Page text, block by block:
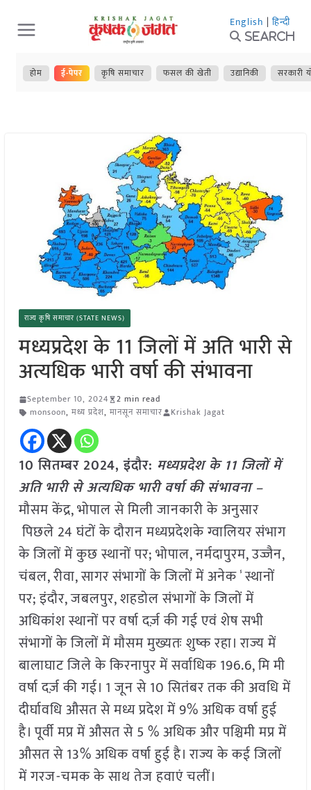
Skip
to
content
English | हिन्दी
Search
होम ई-पेपर कृषि समाचार फसल की खेती उद्यानिकी सरकारी
राज्य कृषि समाचार (STATE NEWS)
मध्यप्रदेश के 11 जिलों में अति भारी से
अत्यधिक भारी वर्षा की संभावना
September 10, 2024
2 min read
monsoon, मध्य प्रदेश, मानसून समाचार Krishak Jagat
10 सितम्बर 2024, इंदौर: मध्यप्रदेश के 11 जिलों में
अति भारी से अत्यधिक भारी वर्षा की संभावना –
मौसम केंद्र, भोपाल से मिली जानकारी के अनुसार
पिछले 24 घंटों के दौरान मध्यप्रदेशके ग्वालियर संभाग
के जिलों में कुछ स्थानों पर; भोपाल, नर्मदापुरम, उज्जैन,
चंबल, रीवा, सागर संभागों के जिलों में अनेक ̾ स्थानों
पर; इंदौर, जबलपुर, शहडोल संभागों के जिलों में
अधिकांश स्थानों पर वर्षा दर्ज़ की गई एवं शेष सभी
संभागों के जिलों में मौसम मुख्यतः शुष्क रहा। राज्य में
बालाघाट जिले के किरनापुर में सर्वाधिक 196.6, मि मी
वर्षा दर्ज़ की गई। 1 जून से 10 सितंबर तक की अवधि में
दीर्घावधि औसत से मध्य प्रदेश में 9% अधिक वर्षा हुई
है। पूर्वी मप्र में औसत से 5 % अधिक और पश्चिमी मप्र में
औसत से 13% अधिक वर्षा हुई है। राज्य के कई जिलों
में गरज-चमक के साथ तेज हवाएं चलीं।